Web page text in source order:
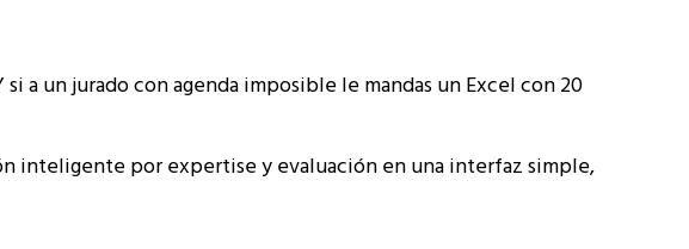
a un jurado con agenda imposible le mandas un Excel con 20
inteligente por expertise y evaluación en una interfaz simple,